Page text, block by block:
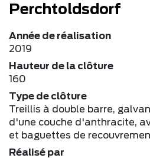
Perchtoldsdorf
Année de réalisation
2019
Hauteur de la clôture
160
Type de clôture
Treillis à double barre,
d'une couche d'anthracite,
et baguettes de
Réalisé par